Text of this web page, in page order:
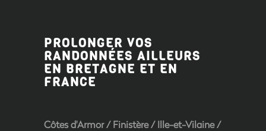
PROLONGER VOS
RANDONNÉES AILLEURS
EN BRETAGNE ET EN
FRANCE
Côtes d'Armor/Finistère/Ille-et-Vilaine/